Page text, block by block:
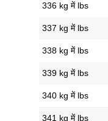
336 kg में lbs
337 kg में lbs
338 kg में lbs
339 kg में lbs
340 kg में lbs
341 kg में lbs